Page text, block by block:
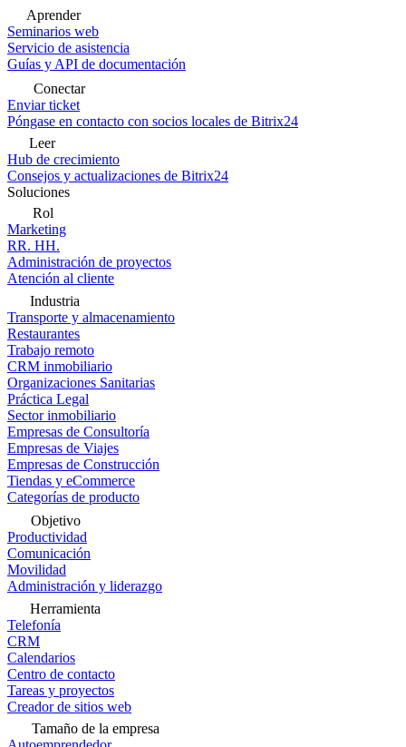
Aprender
Seminarios web
Servicio de asistencia
Guías y API de documentación
Conectar
Enviar ticket
Póngase en contacto con socios locales de Bitrix24
Leer
Hub de crecimiento
Consejos y actualizaciones de Bitrix24
Soluciones
Rol
Marketing
RR. HH.
Administración de proyectos
Atención al cliente
Industria
Transporte y almacenamiento
Restaurantes
Trabajo remoto
CRM inmobiliario
Organizaciones Sanitarias
Práctica Legal
Sector inmobiliario
Empresas de Consultoría
Empresas de Viajes
Empresas de Construcción
Tiendas y eCommerce
Categorías de producto
Objetivo
Productividad
Comunicación
Movilidad
Administración y liderazgo
Herramienta
Telefonía
CRM
Calendarios
Centro de contacto
Tareas y proyectos
Creador de sitios web
Tamaño de la empresa